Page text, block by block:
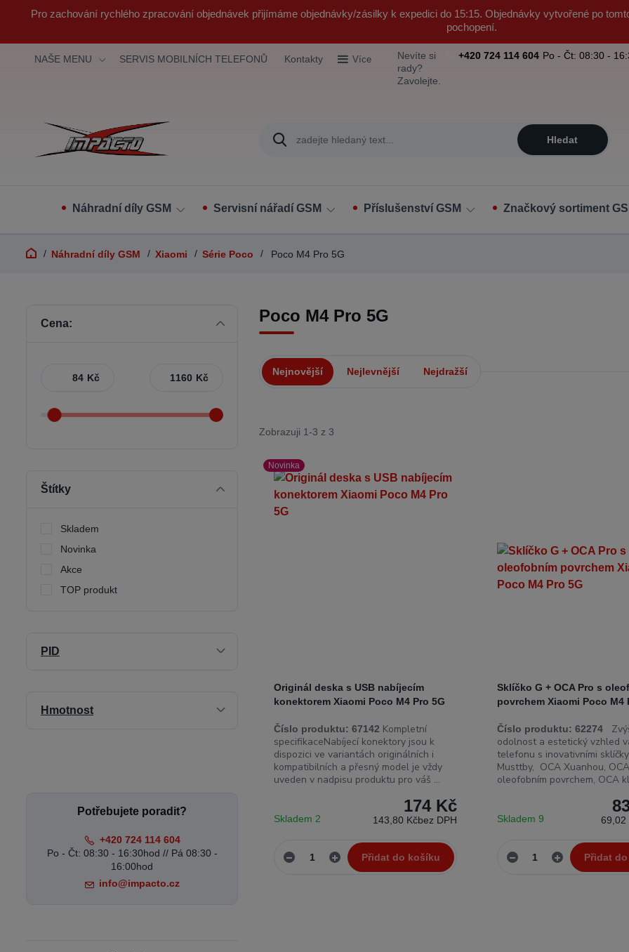
Pro zachování rychlého zpracování objednávek přijímáme objednávky/zásilky k expedici do 15:15. Objednávky vytvořené po
pochopení.
NAŠE MENU SERVIS MOBILNÍCH TELEFONŮ Kontakty Více
Hledat
Nevíte si
rady?
Zavolejte.
+420 724 114 604 Po - Čt: 08:30 -
Náhradní díly GSM Servisní nářadí GSM Příslušenství GSM Značkový sortiment
Náhradní díly GSM Xiaomi Série Poco Poco M4 Pro 5G
Poco M4 Pro 5G
Nejnovější Nejlevnější Nejdražší
Zobrazuji 1-3 z 3
Novinka
Originál deska s USB nabíjecím
konektorem Xiaomi Poco M4 Pro 5G
Číslo produktu: 67142 Kompletní
specifikaceNabíjecí konektory jsou k
dispozici ve variantách originálních i
kompatibilních a přesný model je vždy
uveden v nadpisu produktu pro váš ...
174 Kč
143,80 Kčbez DPH
Skladem 2
Přidat do košíku
Sklíčko G + OCA Pro s
povrchem Xiaomi Poco M4
Číslo produktu: 62274
odolnost a estetický vzhled
telefonu s inovativními
Musttby, OCA Xuanhou,
oleofobním povrchem, OCA
69,02
Skladem 9
Přidat
Cena:
Kč Kč
Štítky
Skladem
Novinka
Akce
TOP produkt
PID
Hmotnost
Potřebujete poradit?
+420 724 114 604
Po - Čt: 08:30 - 16:30hod // Pá 08:30 -
16:00hod
info@impacto.cz